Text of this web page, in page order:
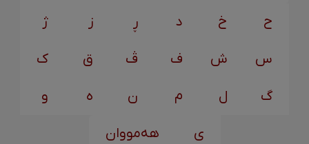
ح خ د ڕ ز ژ
س ش ف ڤ ق ک
گ ل م ن ه و
ی هەمووان